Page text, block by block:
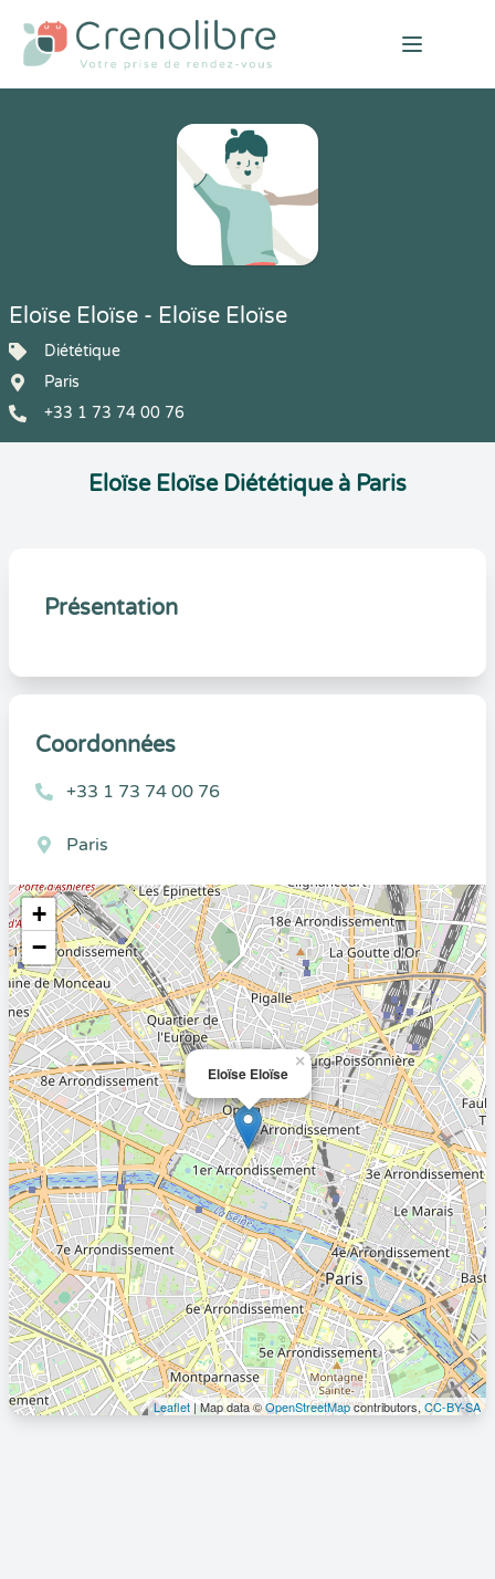
Open
Eloïse Eloïse - Eloïse Eloïse
Diététique
Paris
+33 1 73 74 00 76
Eloïse Eloïse Diététique à Paris
Présentation
Coordonnées
+33 1 73 74 00 76
Paris
Eloïse Eloïse
×
+
−
Leaflet| Map data ©OpenStreetMapcontributors, CC-BY-SA